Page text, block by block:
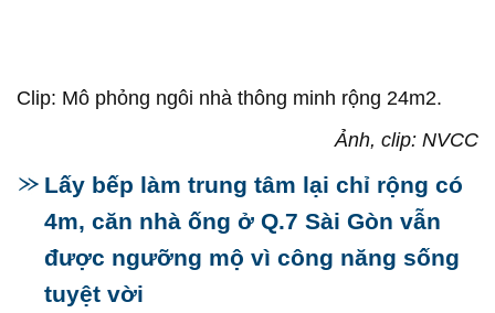
Clip: Mô phỏng ngôi nhà thông minh rộng 24m2.
Ảnh, clip: NVCC
Lấy bếp làm trung tâm lại chỉ rộng có
4m, căn nhà ống ở Q.7 Sài Gòn vẫn
được ngưỡng mộ vì công năng sống
tuyệt vời